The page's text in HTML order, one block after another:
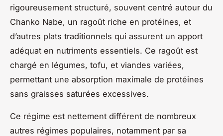
rigoureusement structuré, souvent centré autour du
Chanko Nabe, un ragoût riche en protéines, et
d’autres plats traditionnels qui assurent un apport
adéquat en nutriments essentiels. Ce ragoût est
chargé en légumes, tofu, et viandes variées,
permettant une absorption maximale de protéines
sans graisses saturées excessives.
Ce régime est nettement différent de nombreux
autres régimes populaires, notamment par sa